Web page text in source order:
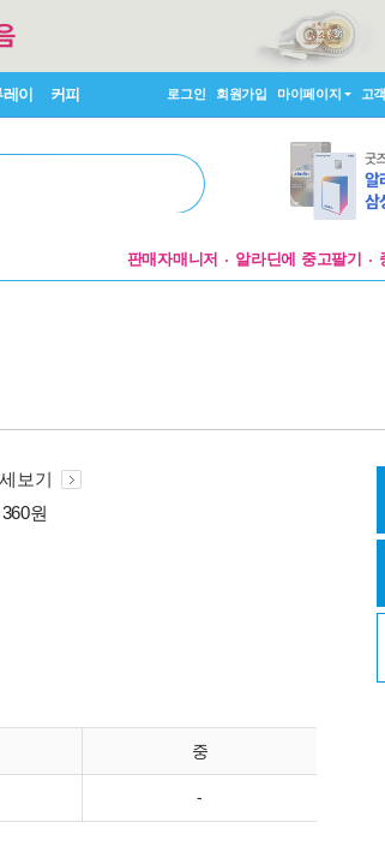
이 커피 로그인 회원가입 마이페이지 고
판매자매니저 알라딘에 중고팔기
보기
원
중
-